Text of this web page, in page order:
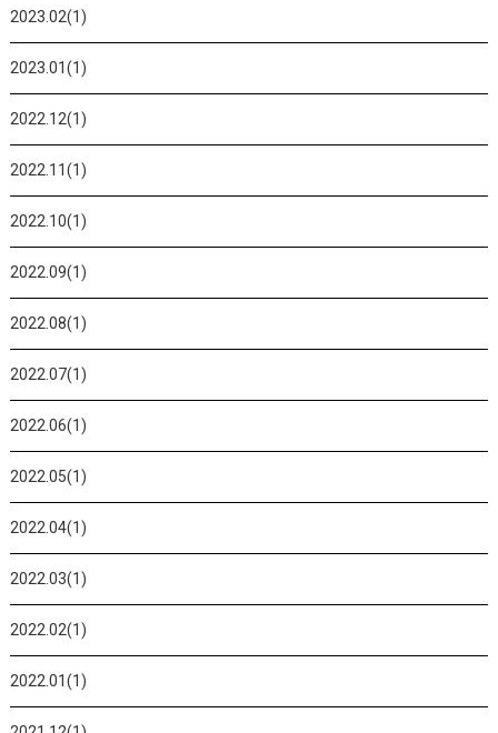
2023.02(1)
2023.01(1)
2022.12(1)
2022.11(1)
2022.10(1)
2022.09(1)
2022.08(1)
2022.07(1)
2022.06(1)
2022.05(1)
2022.04(1)
2022.03(1)
2022.02(1)
2022.01(1)